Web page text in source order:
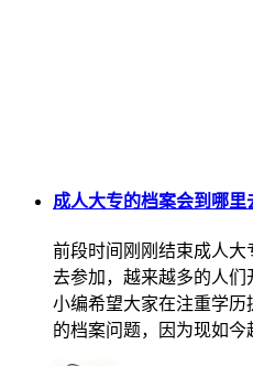
成人大专的档案会到哪里
前段时间刚刚结束成人
去参加，越来越多的人
小编希望大家在注重学
的档案问题，因为现如